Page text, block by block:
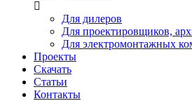
Для дилеров
Для проектировщиков,
Для электромонтажных
Проекты
Скачать
Статьи
Контакты